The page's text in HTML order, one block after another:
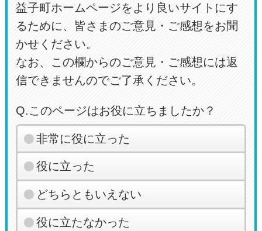
益子町ホームページをより良いサイトにす
るために、皆さまのご意見・ご感想をお聞
かせください。
なお、この欄からのご意見・ご感想には返
信できませんのでご了承ください。
Q.このページはお役に立ちましたか？
非常に役に立った
役に立った
どちらともいえない
役に立たなかった